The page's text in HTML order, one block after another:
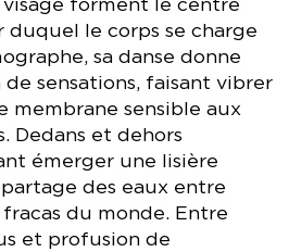
forment le centre
le corps se charge
sa danse donne
sensations, faisant vibrer
membrane sensible aux
Dedans et dehors
émerger une lisière
des eaux entre
du monde. Entre
et profusion de